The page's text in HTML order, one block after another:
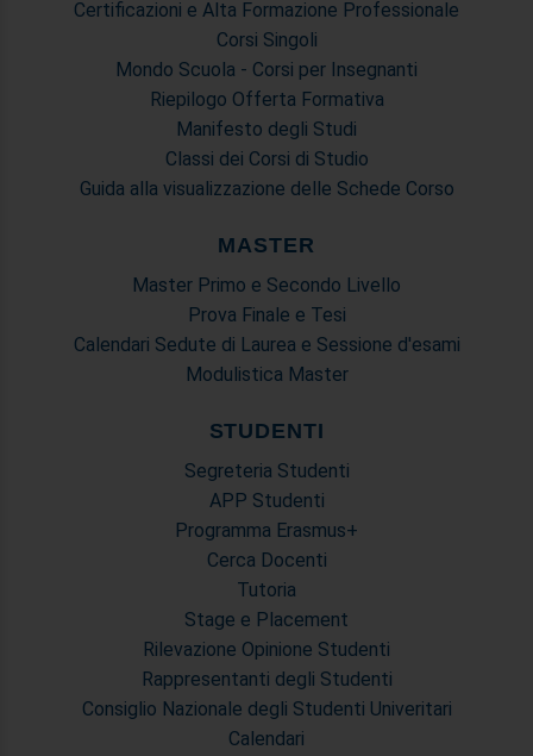
Certificazioni e Alta Formazione Professionale
Corsi Singoli
Mondo Scuola - Corsi per Insegnanti
Riepilogo Offerta Formativa
Manifesto degli Studi
Classi dei Corsi di Studio
Guida alla visualizzazione delle Schede Corso
MASTER
Master Primo e Secondo Livello
Prova Finale e Tesi
Calendari Sedute di Laurea e Sessione d'esami
Modulistica Master
STUDENTI
Segreteria Studenti
APP Studenti
Programma Erasmus+
Cerca Docenti
Tutoria
Stage e Placement
Rilevazione Opinione Studenti
Rappresentanti degli Studenti
Consiglio Nazionale degli Studenti Univeritari
Calendari